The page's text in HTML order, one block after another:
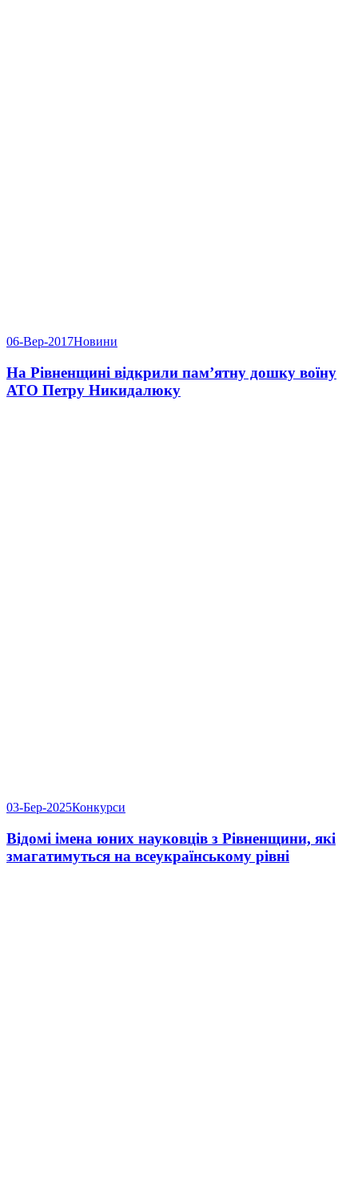
06-Вер-2017Новини
На Рівненщині відкрили пам’ятну дошку воїну
АТО Петру Никидалюку
03-Бер-2025Конкурси
Відомі імена юних науковців з Рівненщини, які
змагатимуться на всеукраїнському рівні